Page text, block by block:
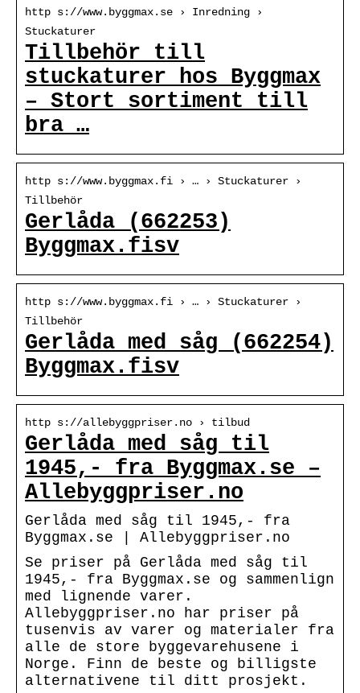
http s://www.byggmax.se › Inredning ›
Stuckaturer
Tillbehör till
stuckaturer hos Byggmax
– Stort sortiment till
bra …
http s://www.byggmax.fi › … › Stuckaturer ›
Tillbehör
Gerlåda (662253)
Byggmax.fisv
http s://www.byggmax.fi › … › Stuckaturer ›
Tillbehör
Gerlåda med såg (662254)
Byggmax.fisv
http s://allebyggpriser.no › tilbud
Gerlåda med såg til
1945,- fra Byggmax.se –
Allebyggpriser.no
Gerlåda med såg til 1945,- fra
Byggmax.se | Allebyggpriser.no
Se priser på Gerlåda med såg til
1945,- fra Byggmax.se og sammenlign
med lignende varer.
Allebyggpriser.no har priser på
tusenvis av varer og materialer fra
alle de store byggevarehusene i
Norge. Finn de beste og billigste
alternativene til ditt prosjekt.